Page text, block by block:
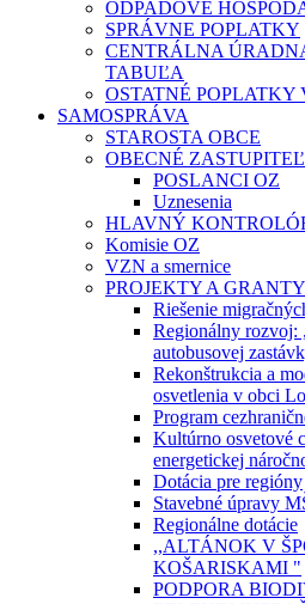
ODPADOVÉ
SPRÁVNE POPLATKY
CENTRÁLNA
TABUĽA
OSTATNÉ
SAMOSPRÁVA
STAROSTA OBCE
OBECNÉ
POSLANCI OZ
Uznesenia
HLAVNÝ
Komisie OZ
VZN a smernice
PROJEKTY A GRANTY
Riešenie
Regionálny rozvoj:
autobusovej
Rekonštrukcia a
osvetlenia v obci
Program
Kultúrno osvetové
energetickej
Dotácia pre regióny
Stavebné úpravy
Regionálne dotácie
,,ALTÁNOK V
KOŠARISKAMI "
PODPORA